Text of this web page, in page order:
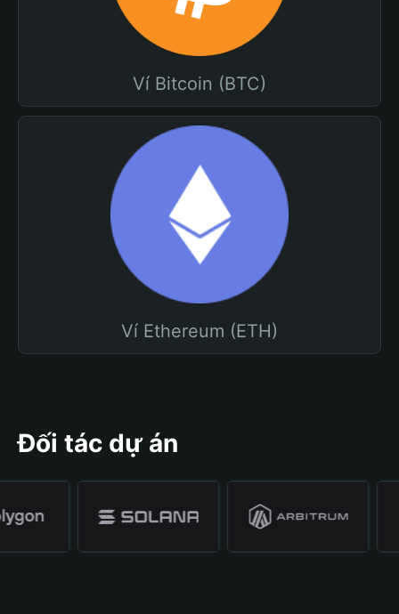
Ví Bitcoin (BTC)
Ví Ethereum (ETH)
Đối tác dự án